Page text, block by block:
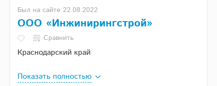
Был на сайте 22.08.2022
ООО «Инжинирингстрой»
Сравнить
Краснодарский край
Показать полностью